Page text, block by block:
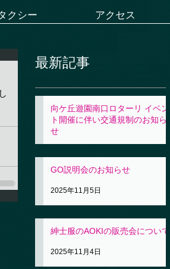
クシー アクセス
最新記事
向ケ丘遊園南口ロターリ イベン
ト開催に伴い交通規制のお知ら
せ
GO説明会のお知らせ
2025年11月5日
紳士服のAOKIの販売会について
2025年11月4日